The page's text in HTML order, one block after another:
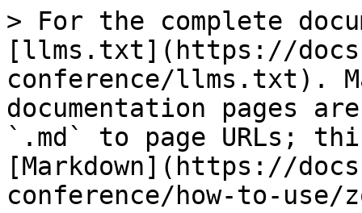
> For the complete
[llms.txt](https://
conference/llms.txt).
documentation pages
`.md` to page URLs;
[Markdown](https://
conference/how-to-use/